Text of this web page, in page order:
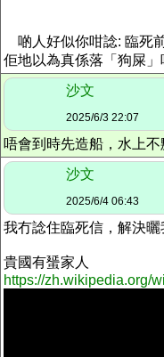
啲人好似你咁諗: 臨死
佢地以為真係落「狗屎」
沙文
2025/6/3 22:07
唔會到時先造船，水上
沙文
2025/6/4 06:43
我冇諗住臨死信，解決曬
貴國有蜑家人
https://zh.wikipedia.org/